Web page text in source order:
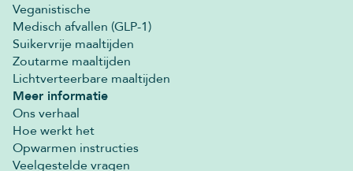
Veganistische
Medisch afvallen (GLP-1)
Suikervrije maaltijden
Zoutarme maaltijden
Lichtverteerbare maaltijden
Meer informatie
Ons verhaal
Hoe werkt het
Opwarmen instructies
Veelgestelde vragen